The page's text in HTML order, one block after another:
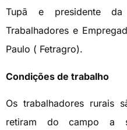
Tupã e presidente da
Trabalhadores e
Paulo ( Fetragro).
Condições de trabalho
Os trabalhadores rurais
retiram do campo a